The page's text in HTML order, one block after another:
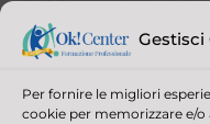
Gestisci
Per fornire le migliori
cookie per memorizzare e/